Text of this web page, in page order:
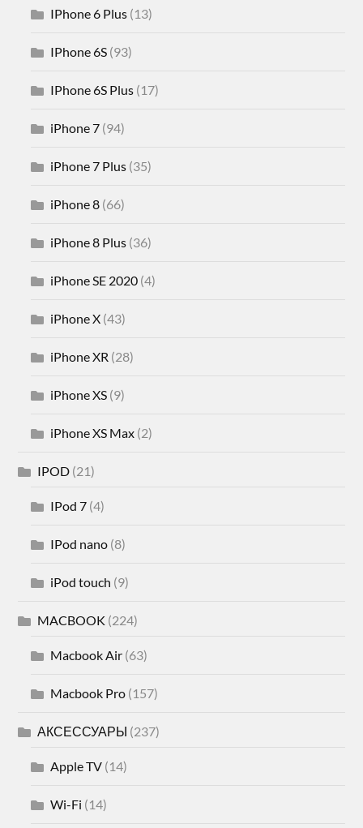
IPhone 6 Plus (13)
IPhone 6S (93)
IPhone 6S Plus (17)
iPhone 7 (94)
iPhone 7 Plus (35)
iPhone 8 (66)
iPhone 8 Plus (36)
iPhone SE 2020 (4)
iPhone X (43)
iPhone XR (28)
iPhone XS (9)
iPhone XS Max (2)
IPOD (21)
IPod 7 (4)
IPod nano (8)
iPod touch (9)
MACBOOK (224)
Macbook Air (63)
Macbook Pro (157)
АКСЕССУАРЫ (237)
Apple TV (14)
Wi-Fi (14)